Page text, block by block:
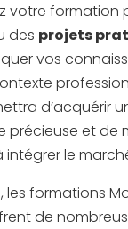
votre formation
des projets
vos
d’acquérir
précieuse et de
intégrer le
les formations
de